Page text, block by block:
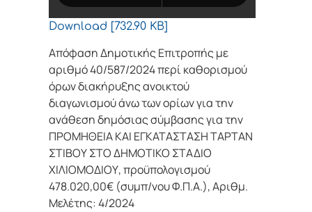
Download [732.90 KB]
Απόφαση Δημοτικής Επιτροπής με
αριθμό 40/587/2024 περί καθορισμού
όρων διακήρυξης ανοικτού
διαγωνισμού άνω των ορίων για την
ανάθεση δημόσιας σύμβασης για την
ΠΡΟΜΗΘΕΙΑ ΚΑΙ ΕΓΚΑΤΑΣΤΑΣΗ ΤΑΡΤΑΝ
ΣΤΙΒΟΥ ΣΤΟ ΔΗΜΟΤΙΚΟ ΣΤΑΔΙΟ
ΧΙΛΙΟΜΟΔΙΟΥ, προϋπολογισμού
478.020,00€ (συμπ/νου Φ.Π.Α.), Αριθμ.
Μελέτης: 4/2024